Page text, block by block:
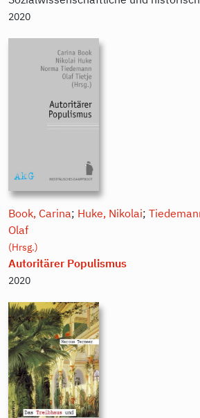
2020
Book, Carina; Huke, Nikolai;
Olaf
(Hrsg.)
Autoritärer Populismus
2020